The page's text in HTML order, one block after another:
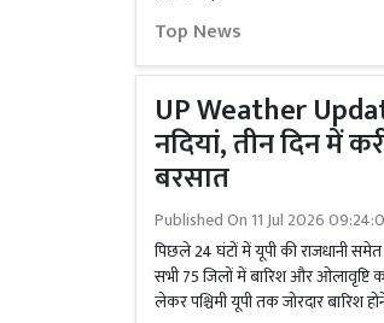
Top News
UP Weather
नदियां, तीन दिन में
बरसात
Published On 11 Jul 2026
पिछले 24 घंटों में यूपी की राजधानी
सभी 75 जिलों में बारिश और ओलावृष्टि
लेकर पश्चिमी यूपी तक जोरदार बारिश